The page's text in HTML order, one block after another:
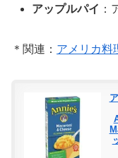
アップルパイ ：
＊関連： アメリカ料